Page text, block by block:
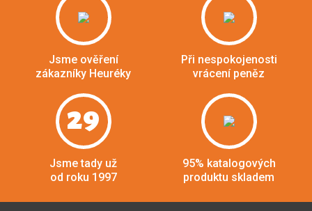
Jsme ověření
zákazníky Heuréky
Při nespokojenosti
vrácení peněz
29
Jsme tady už
od roku 1997
95% katalogových
produktu skladem